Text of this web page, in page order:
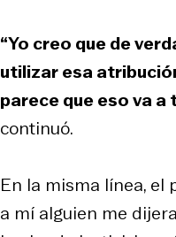
“Yo creo que de
utilizar esa
parece que eso va a
continuó.
En la misma línea, el
a mí alguien me